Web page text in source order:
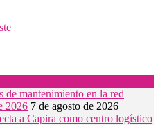
de mantenimiento en la red
2026 7 de agosto de 2026
a Capira como centro logístico